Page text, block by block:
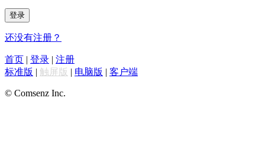
登录
还没有注册？
首页 | 登录 | 注册
标准版 | 触屏版 | 电脑版 | 客户端
© Comsenz Inc.